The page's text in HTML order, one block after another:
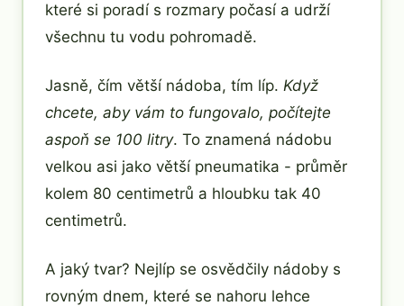
které si poradí s rozmary počasí a udrží
všechnu tu vodu pohromadě.
Jasně, čím větší nádoba, tím líp. Když
chcete, aby vám to fungovalo, počítejte
aspoň se 100 litry. To znamená nádobu
velkou asi jako větší pneumatika - průměr
kolem 80 centimetrů a hloubku tak 40
centimetrů.
A jaký tvar? Nejlíp se osvědčily nádoby s
rovným dnem, které se nahoru lehce